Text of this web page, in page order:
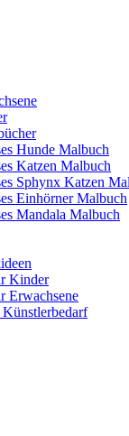
Hunde Malbuch
Katzen Malbuch
Sphynx Katzen
Einhörner Malbuch
Mandala Malbuch
Kinder
Erwachsene